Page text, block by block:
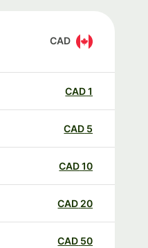
CAD
CAD
CAD
CAD
20
CAD
50
CAD